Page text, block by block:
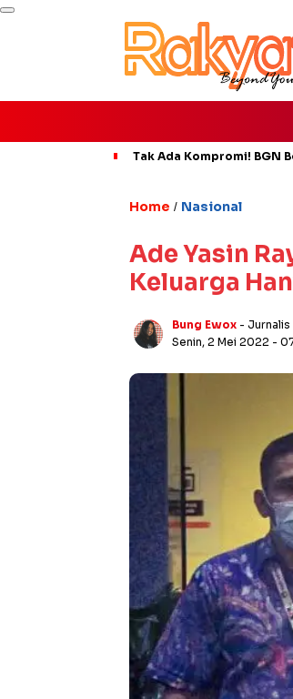
Tak Ada Kompromi! BGN
Home / Nasional
Ade Yasin
Keluarga
Bung Ewox - Jurnalis
Senin, 2 Mei 2022 -